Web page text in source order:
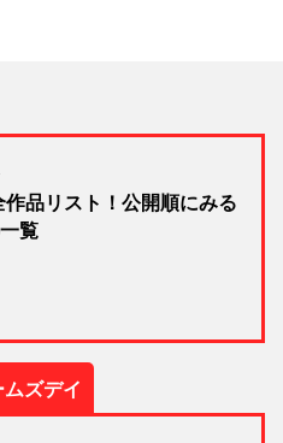
作品リスト！公開順にみる
覧
ズデイ